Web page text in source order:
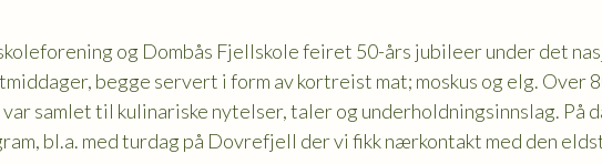
og Dombås Fjellskole feiret 50-års jubileer under det
begge servert i form av kortreist mat; moskus og elg.
samlet til kulinariske nytelser, taler og underholdningsinnslag. På
bl.a. med turdag på Dovrefjell der vi fikk nærkontakt med den